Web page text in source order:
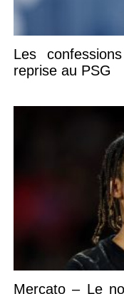
Les
reprise au PSG
Mercato – Le